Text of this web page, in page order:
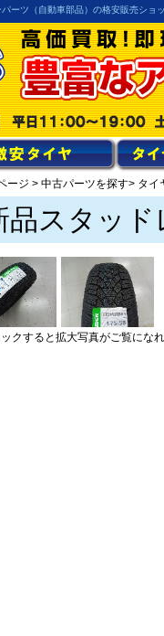
ーツ（自動車部品）の格安販売ショ
ージ > 中古パーツを探す> タイ
品スタッド
クすると拡大写真がご覧にな